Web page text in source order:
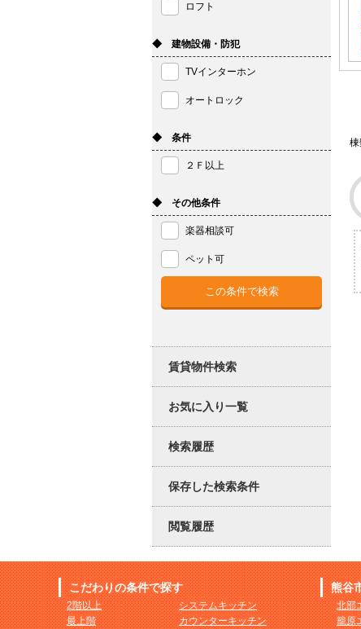
ロフト
◆ 建物設備・防犯
TVインターホン
オートロック
◆ 条件
２Ｆ以上
◆ その他条件
楽器相談可
ペット可
賃貸物件検索
お気に入り一覧
検索履歴
保存した検索条件
閲覧履歴
こだわりの条件で探す
2階以上
最上階
システムキッチン
カウンターキッチン
熊谷
北部
籠原